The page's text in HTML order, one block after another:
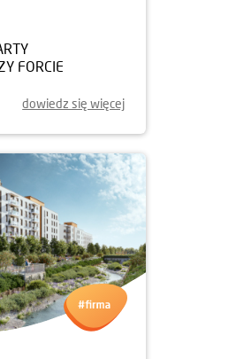
FORCIE
dowiedz się więcej